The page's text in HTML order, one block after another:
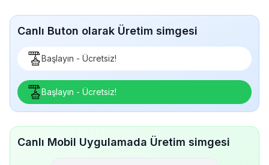
Canlı Buton olarak Üretim simgesi
Başlayın - Ücretsiz!
Başlayın - Ücretsiz!
Canlı Mobil Uygulamada Üretim simgesi